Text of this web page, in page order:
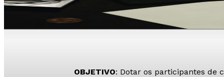
OBJETIVO: Dotar os participantes de